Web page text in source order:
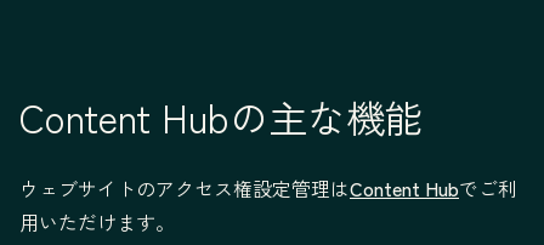
Content Hubの主な機能
ウェブサイトのアクセス権設定管理はContent Hubでご利
用いただけます。